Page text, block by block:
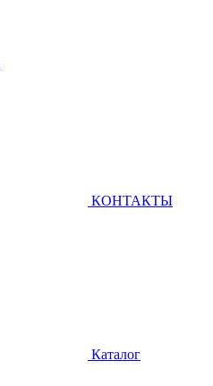
КОНТАКТЫ
Каталог